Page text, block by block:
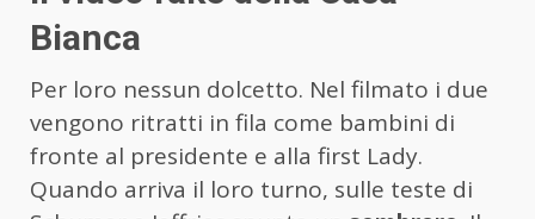
Bianca
Per loro nessun dolcetto. Nel filmato i due
vengono ritratti in fila come bambini di
fronte al presidente e alla first Lady.
Quando arriva il loro turno, sulle teste di